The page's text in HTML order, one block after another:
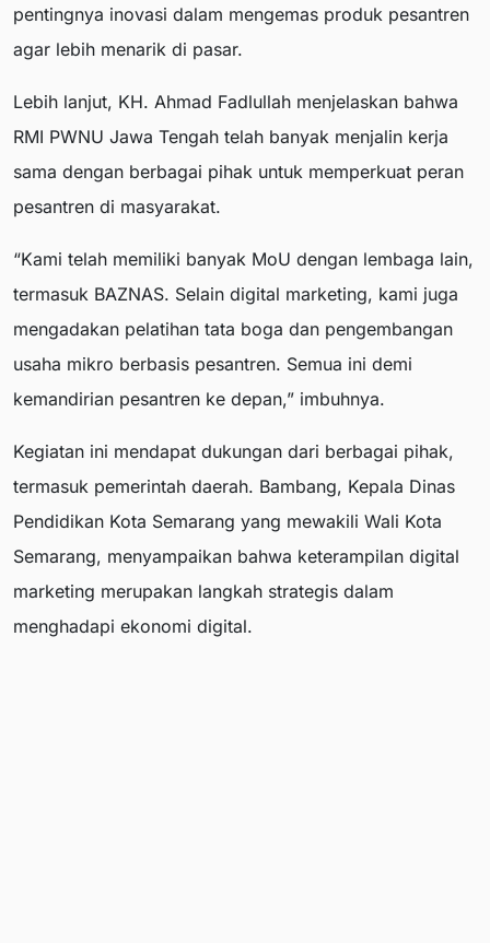
pentingnya inovasi dalam mengemas produk pesantren
agar lebih menarik di pasar.
Lebih lanjut, KH. Ahmad Fadlullah menjelaskan bahwa
RMI PWNU Jawa Tengah telah banyak menjalin kerja
sama dengan berbagai pihak untuk memperkuat peran
pesantren di masyarakat.
“Kami telah memiliki banyak MoU dengan lembaga lain,
termasuk BAZNAS. Selain digital marketing, kami juga
mengadakan pelatihan tata boga dan pengembangan
usaha mikro berbasis pesantren. Semua ini demi
kemandirian pesantren ke depan,” imbuhnya.
Kegiatan ini mendapat dukungan dari berbagai pihak,
termasuk pemerintah daerah. Bambang, Kepala Dinas
Pendidikan Kota Semarang yang mewakili Wali Kota
Semarang, menyampaikan bahwa keterampilan digital
marketing merupakan langkah strategis dalam
menghadapi ekonomi digital.